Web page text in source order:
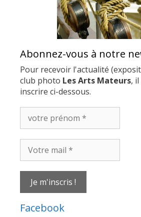
Abonnez-vous à notre
Pour recevoir l'actualité
club photo Les Arts Mateurs,
inscrire ci-dessous.
prénom
mail
Facebook